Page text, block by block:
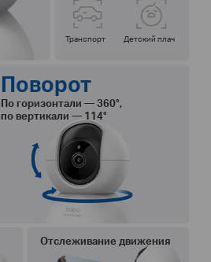
Транспорт Детский плач
Поворот
По горизонтали — 360°,
по вертикали — 114°
Отслеживание движения